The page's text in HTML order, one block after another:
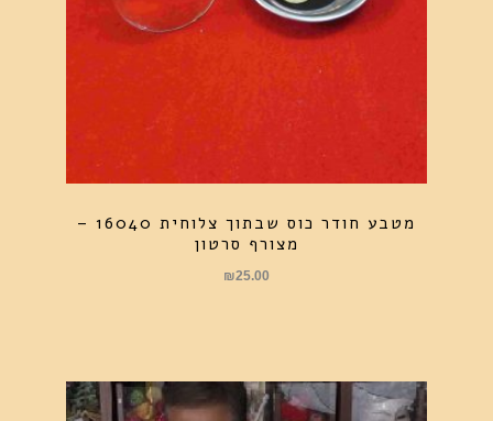
מטבע חודר כוס שבתוך צלוחית 16040 –
מצורף סרטון
₪25.00